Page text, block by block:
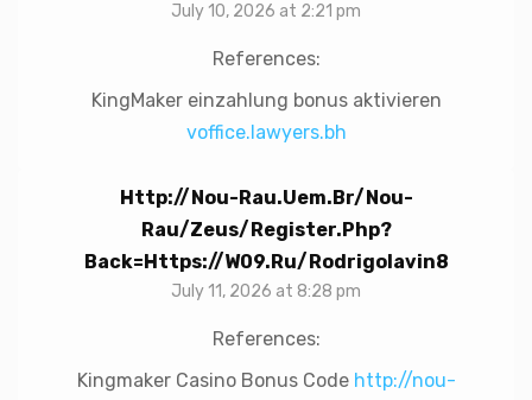
July 10, 2026 at 2:21 pm
References:
KingMaker einzahlung bonus aktivieren
voffice.lawyers.bh
Http://nou-Rau.uem.br/nou-
Rau/zeus/register.php?
Back=https://w09.ru/rodrigolavin8
July 11, 2026 at 8:28 pm
References:
Kingmaker Casino Bonus Code http://nou-